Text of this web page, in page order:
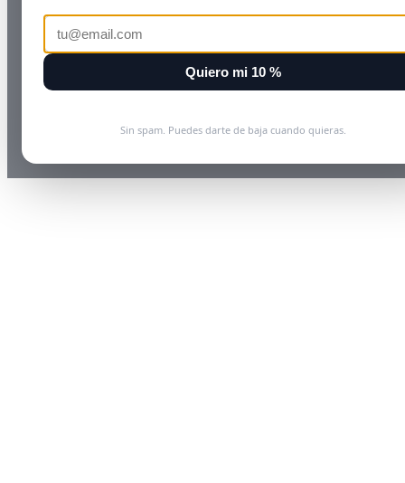
Quiero mi 10 %
Sin spam. Puedes darte de baja cuando quieras.